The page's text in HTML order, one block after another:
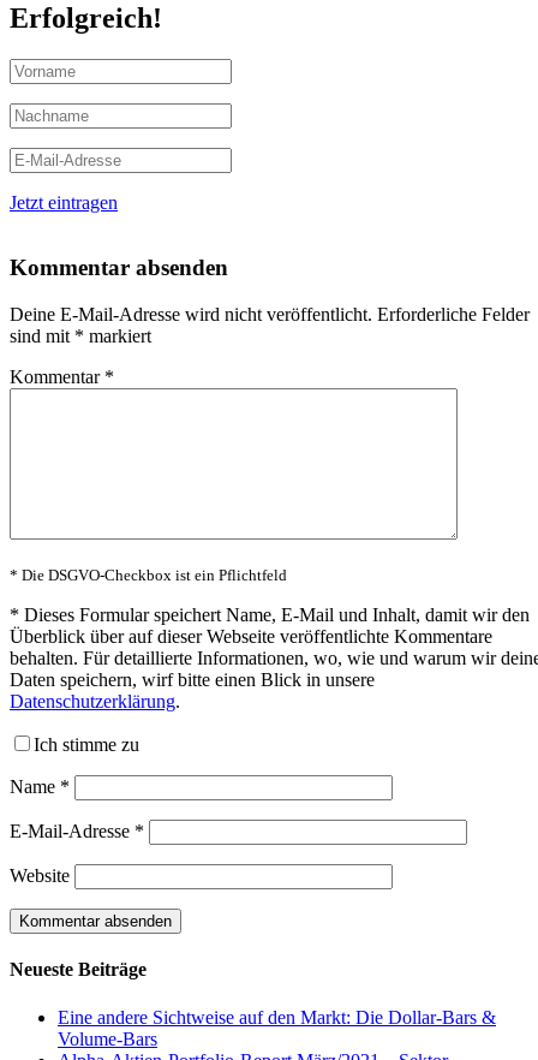
Erfolgreich!
Jetzt eintragen
Kommentar absenden
Deine E-Mail-Adresse wird nicht veröffentlicht. Erforderliche Felder
sind mit * markiert
Kommentar *
* Die DSGVO-Checkbox ist ein Pflichtfeld
* Dieses Formular speichert Name, E-Mail und Inhalt, damit wir den
Überblick über auf dieser Webseite veröffentlichte Kommentare
behalten. Für detaillierte Informationen, wo, wie und warum wir
Daten speichern, wirf bitte einen Blick in unsere
Datenschutzerklärung.
Ich stimme zu
Name *
E-Mail-Adresse *
Website
Neueste Beiträge
Eine andere Sichtweise auf den Markt: Die Dollar-Bars &
Volume-Bars